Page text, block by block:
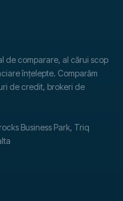
de comparare, al cărui scop
înțelepte. Comparăm
de credit, brokeri de
Business Park, Triq